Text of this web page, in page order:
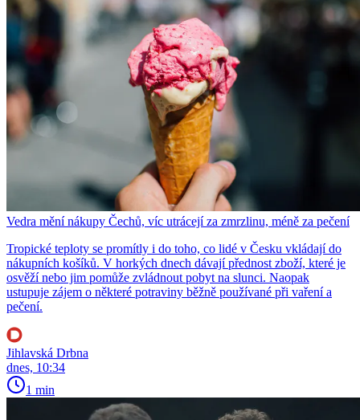
Vedra mění nákupy Čechů, víc utrácejí za zmrzlinu, méně za pečení
Tropické teploty se promítly i do toho, co lidé v Česku vkládají do
nákupních košíků. V horkých dnech dávají přednost zboží, které je
osvěží nebo jim pomůže zvládnout pobyt na slunci. Naopak
ustupuje zájem o některé potraviny běžně používané při vaření a
pečení.
Jihlavská Drbna
dnes, 10:34
1 min